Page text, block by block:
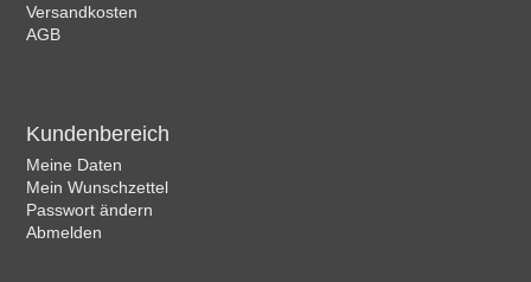
Versandkosten
AGB
Kundenbereich
Meine Daten
Mein Wunschzettel
Passwort ändern
Abmelden